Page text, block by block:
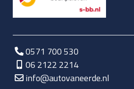
0571 700 530
06 2122 2214
info@autovaneerde.nl